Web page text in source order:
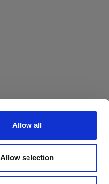
Allow all
Allow selection